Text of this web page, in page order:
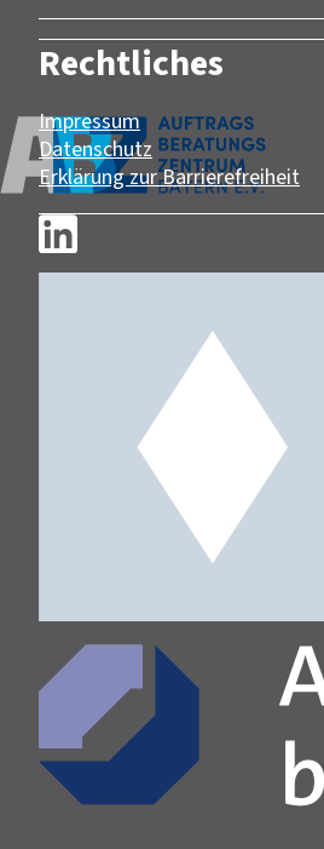
Rechtliches
Impressum
Datenschutz
Erklärung zur Barrierefreiheit